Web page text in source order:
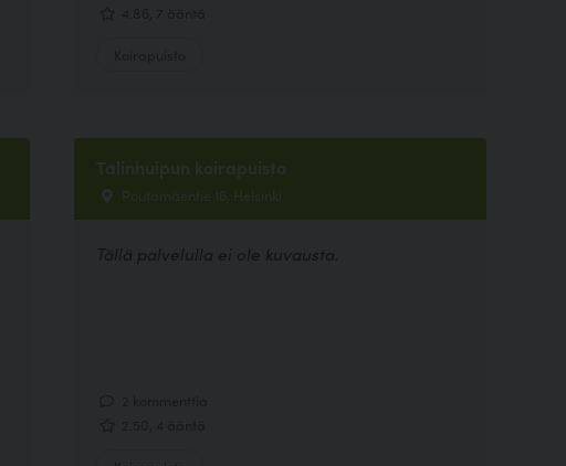
Talinhuipun koirapuisto
Poutamäentie 16, Helsinki
Tällä palvelulla ei ole kuvausta.